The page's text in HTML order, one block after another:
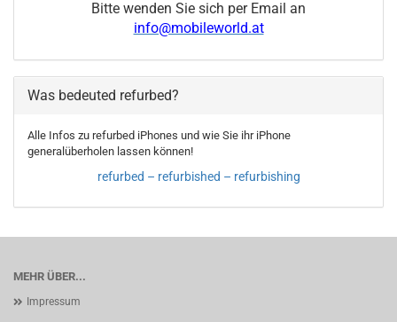
Bitte wenden Sie sich per Email an
info@mobileworld.at
Was bedeuted refurbed?
Alle Infos zu refurbed iPhones und wie Sie ihr iPhone
generalüberholen lassen können!
refurbed – refurbished – refurbishing
MEHR ÜBER...
Impressum